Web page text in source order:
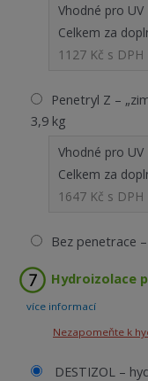
Vhodné pro
Celkem za
1127 Kč s DPH
Penetryl Z –
3,9 kg
Vhodné pro
Celkem za
1647 Kč s DPH
Bez penetrace
Hydroizolace
více informací
Nezapomeňte k
DESTIZOL –